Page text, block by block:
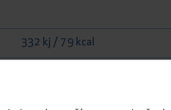
332 kj / 79 kcal